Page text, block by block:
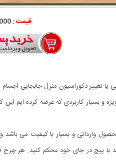
قیمت :
یا تغییر دکوراسیون منزل جابجایی
و بسیار کاربردی که عرضه کرده ایم
محصول وارداتی و بسیار با کیفیت